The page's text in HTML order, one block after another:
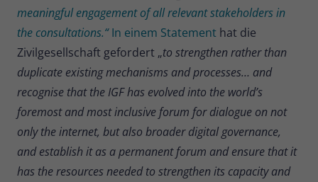
meaningful engagement of all relevant stakeholders in
the consultations.“ In einem Statement hat die
Zivilgesellschaft gefordert „to strengthen rather than
duplicate existing mechanisms and processes… and
recognise that the IGF has evolved into the world’s
foremost and most inclusive forum for dialogue on not
only the internet, but also broader digital governance,
and establish it as a permanent forum and ensure that it
has the resources needed to strengthen its capacity and
Zweck
Daten für den Besuch verwendet
werden.